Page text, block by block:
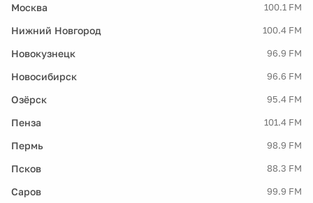
Москва 100.1 FM
Нижний Новгород 100.4 FM
Новокузнецк 96.9 FM
Новосибирск 96.6 FM
Озёрск 95.4 FM
Пенза 101.4 FM
Пермь 98.9 FM
Псков 88.3 FM
Саров 99.9 FM